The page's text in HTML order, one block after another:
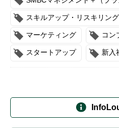
スキルアップ・リスキリング
マーケティング コン
スタートアップ 新入